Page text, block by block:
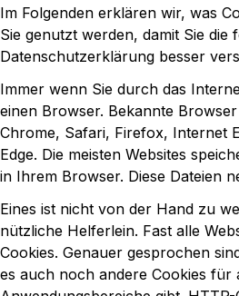
Im Folgenden erklären wir, was
Sie genutzt werden, damit Sie die
Datenschutzerklärung besser
Immer wenn Sie durch das
einen Browser. Bekannte
Chrome, Safari, Firefox, Internet
Edge. Die meisten Websites
in Ihrem Browser. Diese Dateien
Eines ist nicht von der Hand zu
nützliche Helferlein. Fast alle
Cookies. Genauer gesprochen
es auch noch andere Cookies für